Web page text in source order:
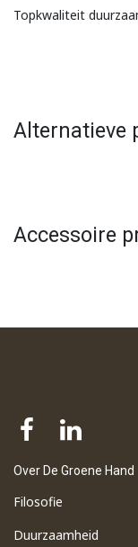
Topkwaliteit
Alternatieve
Accessoire
Over De Groene Hand
Filosofie
Duurzaamheid